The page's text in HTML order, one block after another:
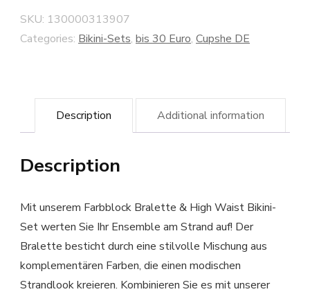
SKU: 130000313907
Categories: Bikini-Sets, bis 30 Euro, Cupshe DE
Description Additional information
Description
Mit unserem Farbblock Bralette & High Waist Bikini-
Set werten Sie Ihr Ensemble am Strand auf! Der
Bralette besticht durch eine stilvolle Mischung aus
komplementären Farben, die einen modischen
Strandlook kreieren. Kombinieren Sie es mit unserer